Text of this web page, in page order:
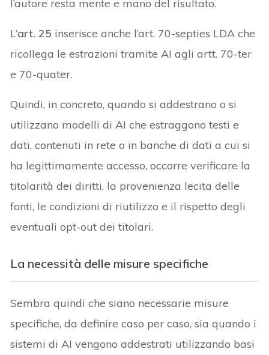
l’autore resta mente e mano del risultato.
L’art. 25 inserisce anche l’art. 70-septies LDA che
ricollega le estrazioni tramite AI agli artt. 70-ter
e 70-quater.
Quindi, in concreto, quando si addestrano o si
utilizzano modelli di AI che estraggono testi e
dati, contenuti in rete o in banche di dati a cui si
ha legittimamente accesso, occorre verificare la
titolarità dei diritti, la provenienza lecita delle
fonti, le condizioni di riutilizzo e il rispetto degli
eventuali opt-out dei titolari.
La necessità delle misure specifiche
Sembra quindi che siano necessarie misure
specifiche, da definire caso per caso, sia quando i
sistemi di AI vengono addestrati utilizzando basi